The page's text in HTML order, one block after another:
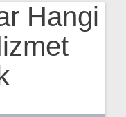
Hangi